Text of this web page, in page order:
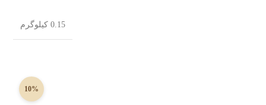
0.15 کیلوگرم
10%